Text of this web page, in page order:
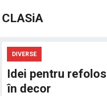
CLASiA
DIVERSE
Idei pentru
în decor